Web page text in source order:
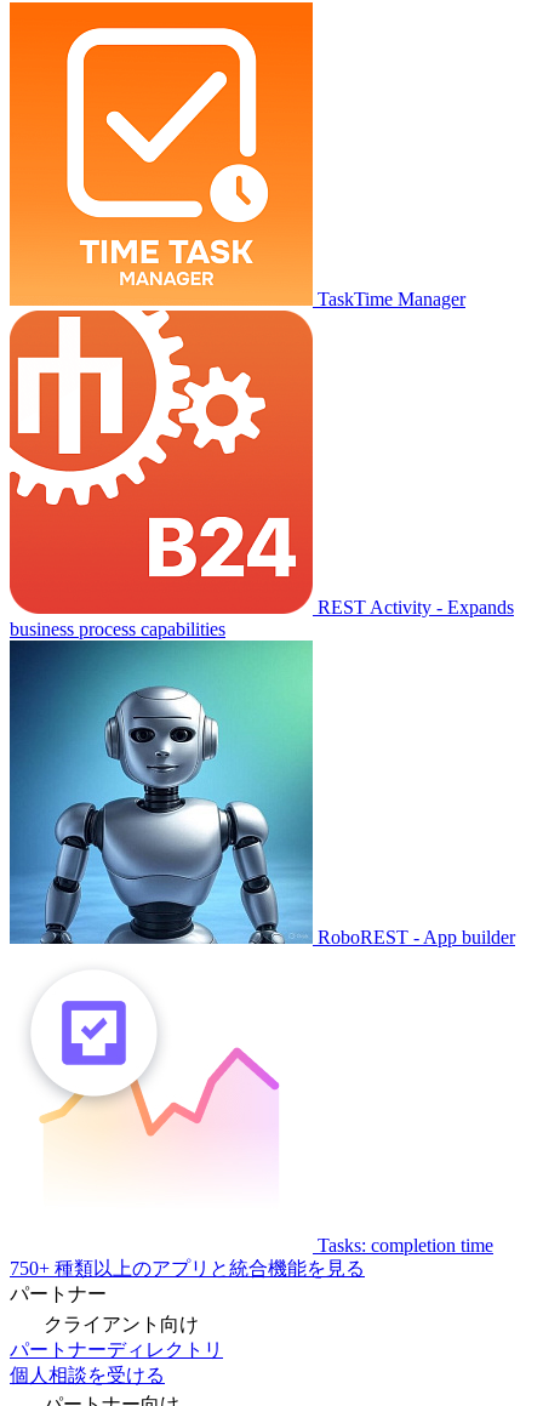
TaskTime Manager
REST Activity - Expands
business process capabilities
RoboREST - App builder
Tasks: completion time
750+ 種類以上のアプリと統合機能を見る
パートナー
クライアント向け
パートナーディレクトリ
個人相談を受ける